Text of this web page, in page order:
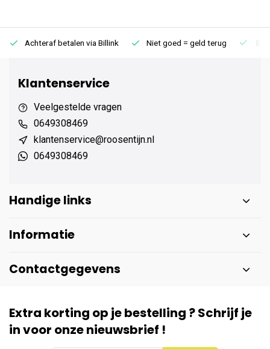
Achteraf betalen via Billink Niet goed = geld terug
Klantenservice
Veelgestelde vragen
0649308469
klantenservice@roosentijn.nl
0649308469
Handige links
Informatie
Contactgegevens
Extra korting op je bestelling ? Schrijf je
in voor onze nieuwsbrief !